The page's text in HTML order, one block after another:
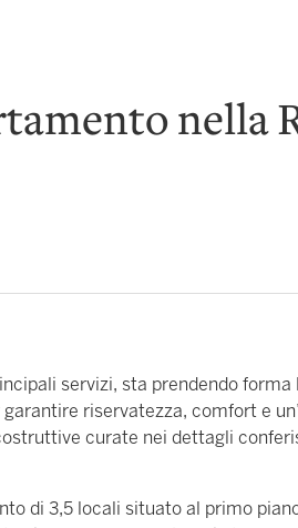
nella
servizi, sta prendendo forma
riservatezza, comfort e
curate nei dettagli
di 3,5 locali situato al primo